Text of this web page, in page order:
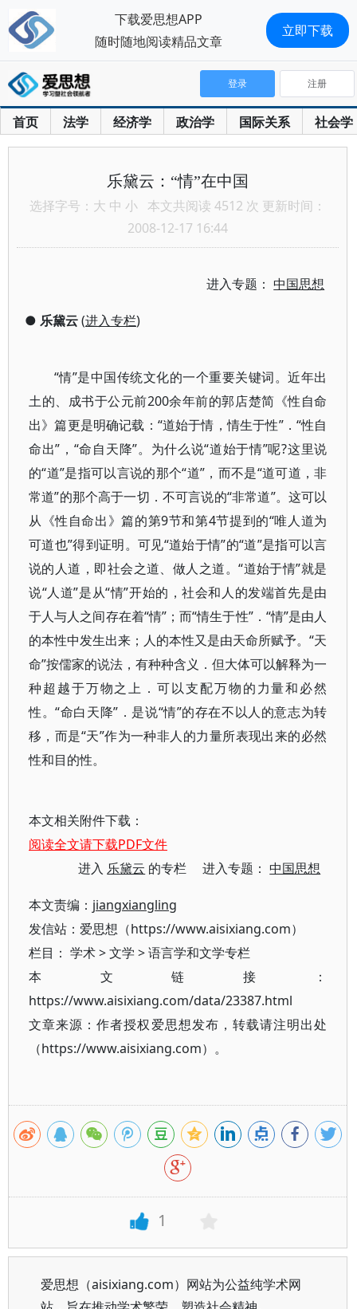
首页 法学 经济学 政治学 国际关系 社会学
登录 注册
乐黛云：“情”在中国
选择字号： 大 中 小 本文共阅读 4512 次 更新时间：
2008-12-17 16:44
进入专题：中国思想
● 乐黛云(进入专栏)
“情”是中国传统文化的一个重要关键词。近年出
土的、成书于公元前200余年前的郭店楚简《性自命
出》篇更是明确记载：“道始于情，情生于性”．“性自
命出”，“命自天降”。为什么说“道始于情”呢?这里说
的“道”是指可以言说的那个“道”，而不是“道可道，非
常道”的那个高于一切．不可言说的“非常道”。这可以
从《性自命出》篇的第9节和第4节提到的“唯人道为
可道也”得到证明。可见“道始于情”的“道”是指可以言
说的人道，即社会之道、做人之道。“道始于情”就是
说“人道”是从“情”开始的，社会和人的发端首先是由
于人与人之间存在着“情”；而“情生于性”．“情”是由人
的本性中发生出来；人的本性又是由天命所赋予。“天
命”按儒家的说法，有种种含义．但大体可以解释为一
种超越于万物之上．可以支配万物的力量和必然
性。“命白天降”．是说“情”的存在不以人的意志为转
移，而是“天”作为一种非人的力量所表现出来的必然
性和目的性。
本文相关附件下载：
阅读全文请下载PDF文件
进入 乐黛云 的专栏 进入专题：中国思想
本文责编： jiangxiangling
发信站：爱思想（https://www.aisixiang.com）
栏目： 学术>文学 >语言学和文学专栏
本文链接：
https://www.aisixiang.com/data/23387.html
文章来源：作者授权爱思想发布，转载请注明出处
（https://www.aisixiang.com）。
1
爱思想（aisixiang.com）网站为公益纯学术网
下载爱思想APP
随时随地阅读精品文章
立即下载